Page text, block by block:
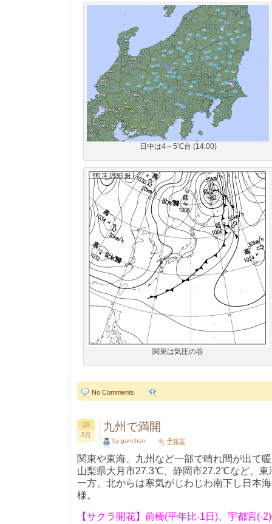
日中は4～5℃台 (14:00)
関東は気圧の谷
No Comments
28
3月
九州で満開
by ganchan 予報室
関東や東海、九州など一部で晴れ間が出て
山梨県大月市27.3℃、静岡市27.2℃など、東
一方、北からは寒気がじわじわ南下し日本
様。
【サクラ開花】前橋(平年比-1日)、宇都宮(-